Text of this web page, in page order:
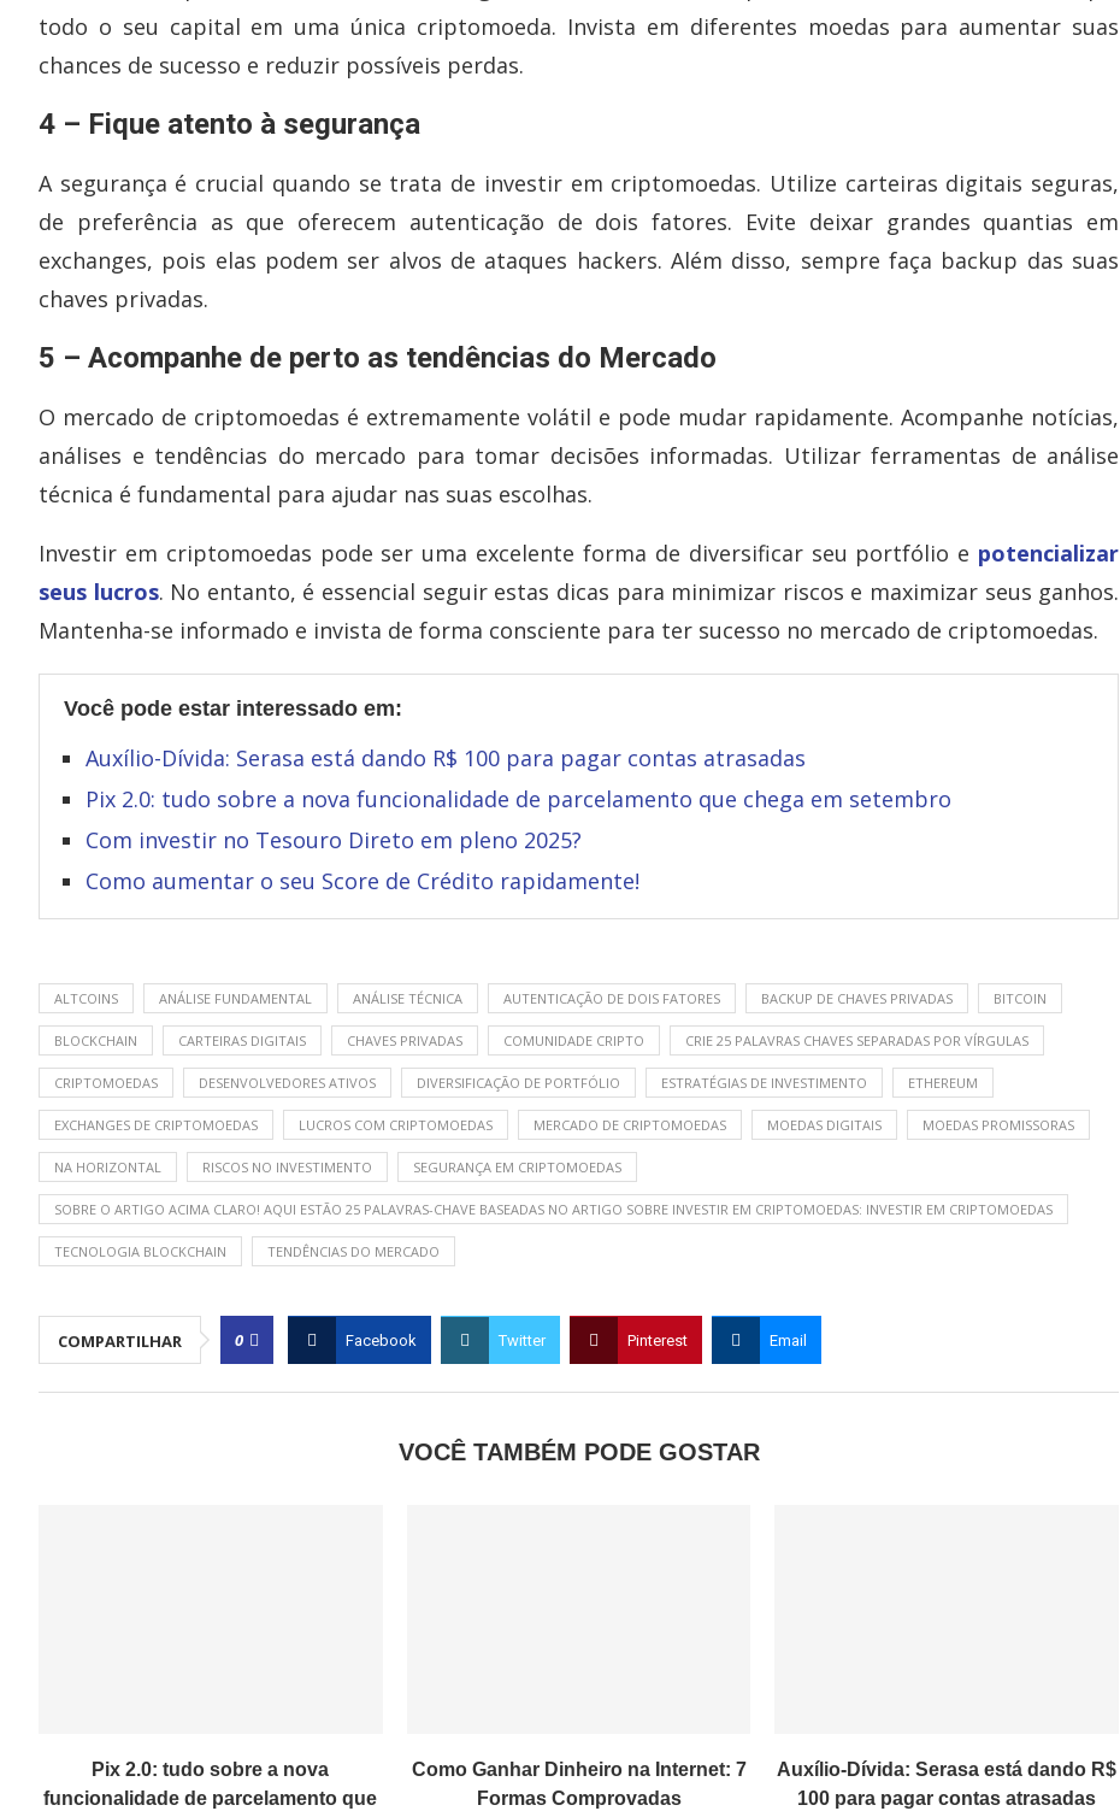
todo o seu capital em uma única criptomoeda. Invista em diferentes moedas para aumentar suas
chances de sucesso e reduzir possíveis perdas.
4 – Fique atento à segurança
A segurança é crucial quando se trata de investir em criptomoedas. Utilize carteiras digitais seguras,
de preferência as que oferecem autenticação de dois fatores. Evite deixar grandes quantias em
exchanges, pois elas podem ser alvos de ataques hackers. Além disso, sempre faça backup das suas
chaves privadas.
5 – Acompanhe de perto as tendências do Mercado
O mercado de criptomoedas é extremamente volátil e pode mudar rapidamente. Acompanhe notícias,
análises e tendências do mercado para tomar decisões informadas. Utilizar ferramentas de análise
técnica é fundamental para ajudar nas suas escolhas.
Investir em criptomoedas pode ser uma excelente forma de diversificar seu portfólio e potencializar
seus lucros. No entanto, é essencial seguir estas dicas para minimizar riscos e maximizar seus ganhos.
Mantenha-se informado e invista de forma consciente para ter sucesso no mercado de criptomoedas.
Você pode estar interessado em:
Auxílio-Dívida: Serasa está dando R$ 100 para pagar contas atrasadas
Pix 2.0: tudo sobre a nova funcionalidade de parcelamento que chega em setembro
Com investir no Tesouro Direto em pleno 2025?
Como aumentar o seu Score de Crédito rapidamente!
ALTCOINS ANÁLISE FUNDAMENTAL ANÁLISE TÉCNICA AUTENTICAÇÃO DE DOIS FATORES BACKUP DE CHAVES PRIVADAS BITCOIN
BLOCKCHAIN CARTEIRAS DIGITAIS CHAVES PRIVADAS COMUNIDADE CRIPTO CRIE 25 PALAVRAS CHAVES SEPARADAS POR VÍRGULAS
CRIPTOMOEDAS DESENVOLVEDORES ATIVOS DIVERSIFICAÇÃO DE PORTFÓLIO ESTRATÉGIAS DE INVESTIMENTO ETHEREUM
EXCHANGES DE CRIPTOMOEDAS LUCROS COM CRIPTOMOEDAS MERCADO DE CRIPTOMOEDAS MOEDAS DIGITAIS MOEDAS PROMISSORAS
NA HORIZONTAL RISCOS NO INVESTIMENTO SEGURANÇA EM CRIPTOMOEDAS
SOBRE O ARTIGO ACIMA CLARO! AQUI ESTÃO 25 PALAVRAS-CHAVE BASEADAS NO ARTIGO SOBRE INVESTIR EM CRIPTOMOEDAS: INVESTIR EM CRIPTOMOEDAS
TECNOLOGIA BLOCKCHAIN TENDÊNCIAS DO MERCADO
COMPARTILHAR 0 Facebook Twitter Pinterest Email
VOCÊ TAMBÉM PODE GOSTAR
Pix 2.0: tudo sobre a nova
funcionalidade de parcelamento que
Como Ganhar Dinheiro na Internet: 7
Formas Comprovadas
Auxílio-Dívida: Serasa está dando R$
100 para pagar contas atrasadas